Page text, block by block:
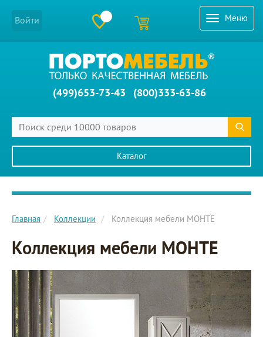
Меню
Войти
(499)653-73-43 (800)333-63-86
Каталог
Главное меню сайта
Главная Коллекции Коллекция мебели МОНТЕ
Коллекция мебели МОНТЕ